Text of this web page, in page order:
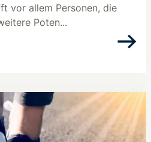
vor allem Personen, die
Poten...